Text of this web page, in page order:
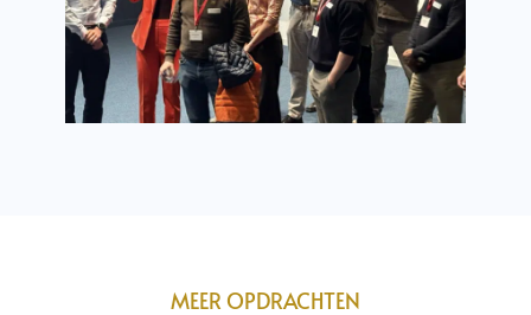
MEER OPDRACHTEN